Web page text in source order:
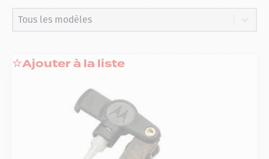
Filtrer les accessoires par modèle
Filtrer les accessoires par modèle
Filtrer les accessoires par modèle
Ajouter à la liste